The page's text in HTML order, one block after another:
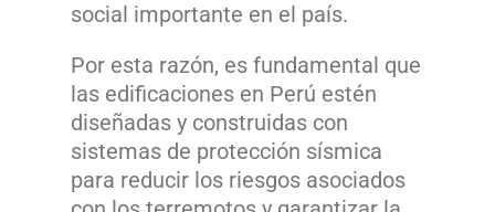
social importante en el país.
Por esta razón, es fundamental que
las edificaciones en Perú estén
diseñadas y construidas con
sistemas de protección sísmica
para reducir los riesgos asociados